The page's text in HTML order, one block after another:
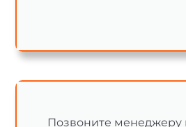
Позвоните менеджеру